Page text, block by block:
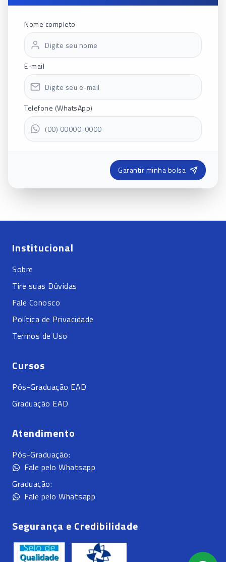
Nome completo
E-mail
Telefone (WhatsApp)
Garantir minha bolsa
Institucional
Sobre
Tire suas Dúvidas
Fale Conosco
Política de Privacidade
Termos de Uso
Cursos
Pós-Graduação EAD
Graduação EAD
Atendimento
Pós-Graduação:
Fale pelo Whatsapp
Graduação:
Fale pelo Whatsapp
Segurança e Credibilidade